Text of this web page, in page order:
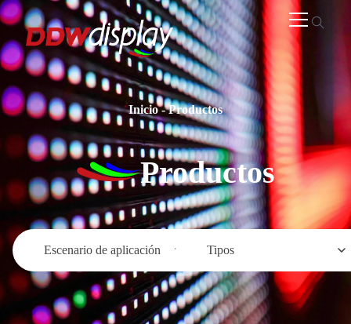
Inicio-Productos
Productos
Escenario de aplicación Tipos